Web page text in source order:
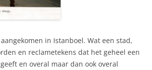
in Istanboel. Wat een stad,
en reclametekens dat het geheel een
en overal maar dan ook overal